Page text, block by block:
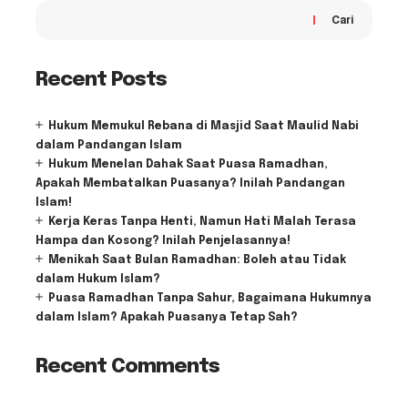
Cari
Recent Posts
Hukum Memukul Rebana di Masjid Saat Maulid Nabi
dalam Pandangan Islam
Hukum Menelan Dahak Saat Puasa Ramadhan,
Apakah Membatalkan Puasanya? Inilah Pandangan
Islam!
Kerja Keras Tanpa Henti, Namun Hati Malah Terasa
Hampa dan Kosong? Inilah Penjelasannya!
Menikah Saat Bulan Ramadhan: Boleh atau Tidak
dalam Hukum Islam?
Puasa Ramadhan Tanpa Sahur, Bagaimana Hukumnya
dalam Islam? Apakah Puasanya Tetap Sah?
Recent Comments